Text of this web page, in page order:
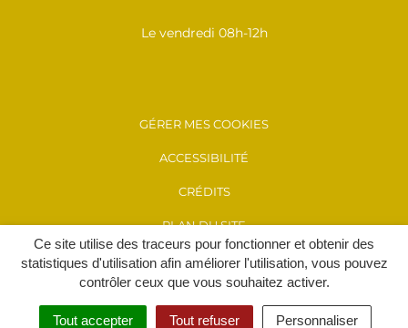
Ce site utilise des traceurs pour fonctionner et obtenir des
statistiques d'utilisation afin améliorer l'utilisation, vous pouvez
contrôler ceux que vous souhaitez activer.
Tout accepter Tout refuser Personnaliser
Le vendredi 08h-12h
GÉRER MES COOKIES
ACCESSIBILITÉ
CRÉDITS
PLAN DU SITE
MENTIONS LÉGALES
POLITIQUE DE CONFIDENTIALITÉ